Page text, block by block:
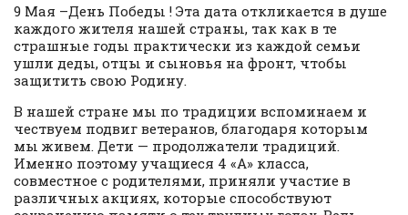
9 Мая –День Победы ! Эта дата откликается в душе
каждого жителя нашей страны, так как в те
страшные годы практически из каждой семьи
ушли деды, отцы и сыновья на фронт, чтобы
защитить свою Родину.
В нашей стране мы по традиции вспоминаем и
чествуем подвиг ветеранов, благодаря которым
мы живем. Дети — продолжатели традиций.
Именно поэтому учащиеся 4 «А» класса,
совместное с родителями, приняли участие в
различных акциях, которые способствуют